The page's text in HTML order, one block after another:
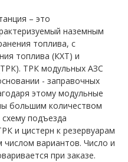
– это
наземным
топлива, с
топлива (КХТ) и
ТРК модульных АЗС
- заправочных
этому модульные
большим количеством
подъезда
и цистерн к резервуарам
вариантов. Число и
при заказе.